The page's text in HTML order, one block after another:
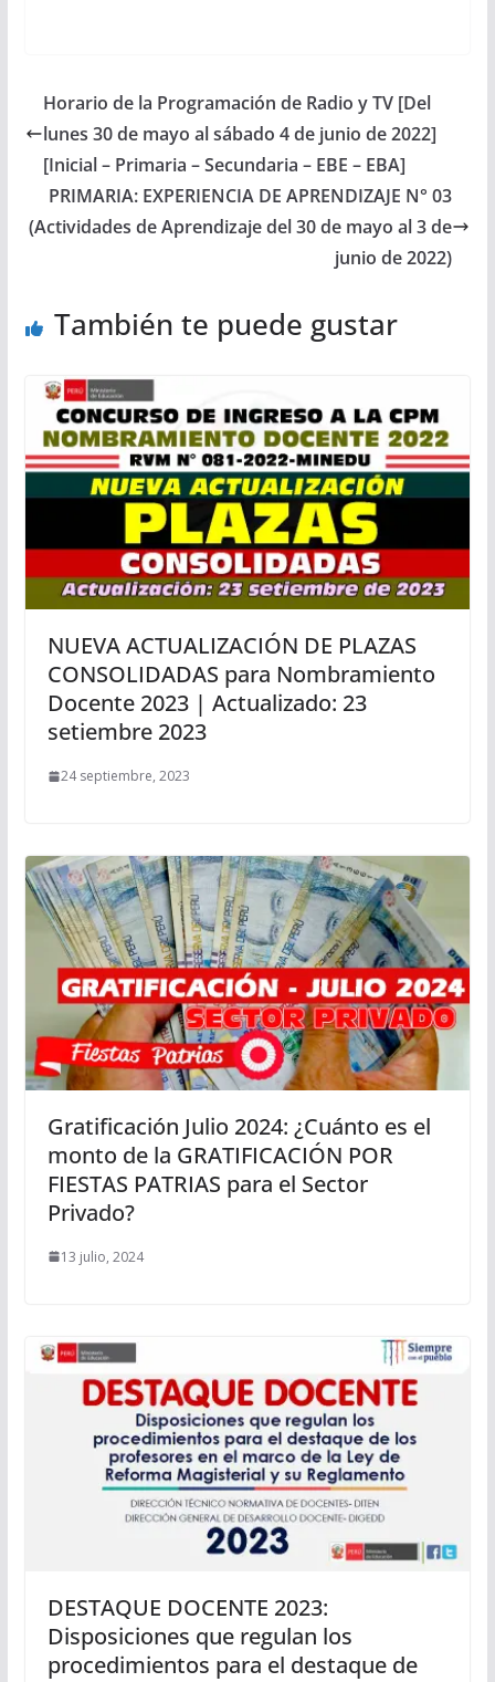
Horario de la Programación de Radio y TV [Del
lunes 30 de mayo al sábado 4 de junio de 2022]
[Inicial – Primaria – Secundaria – EBE – EBA]
PRIMARIA: EXPERIENCIA DE APRENDIZAJE N° 03
(Actividades de Aprendizaje del 30 de mayo al 3 de
junio de 2022)
También te puede gustar
NUEVA ACTUALIZACIÓN DE PLAZAS
CONSOLIDADAS para Nombramiento
Docente 2023 | Actualizado: 23
setiembre 2023
24 septiembre, 2023
Gratificación Julio 2024: ¿Cuánto es el
monto de la GRATIFICACIÓN POR
FIESTAS PATRIAS para el Sector
Privado?
13 julio, 2024
DESTAQUE DOCENTE 2023:
Disposiciones que regulan los
procedimientos para el destaque de